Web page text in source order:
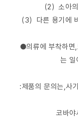
（2）소아
（3）다른 용기에
●의류에 부착하면,
는 일
:제품의 문의는,사
코바야